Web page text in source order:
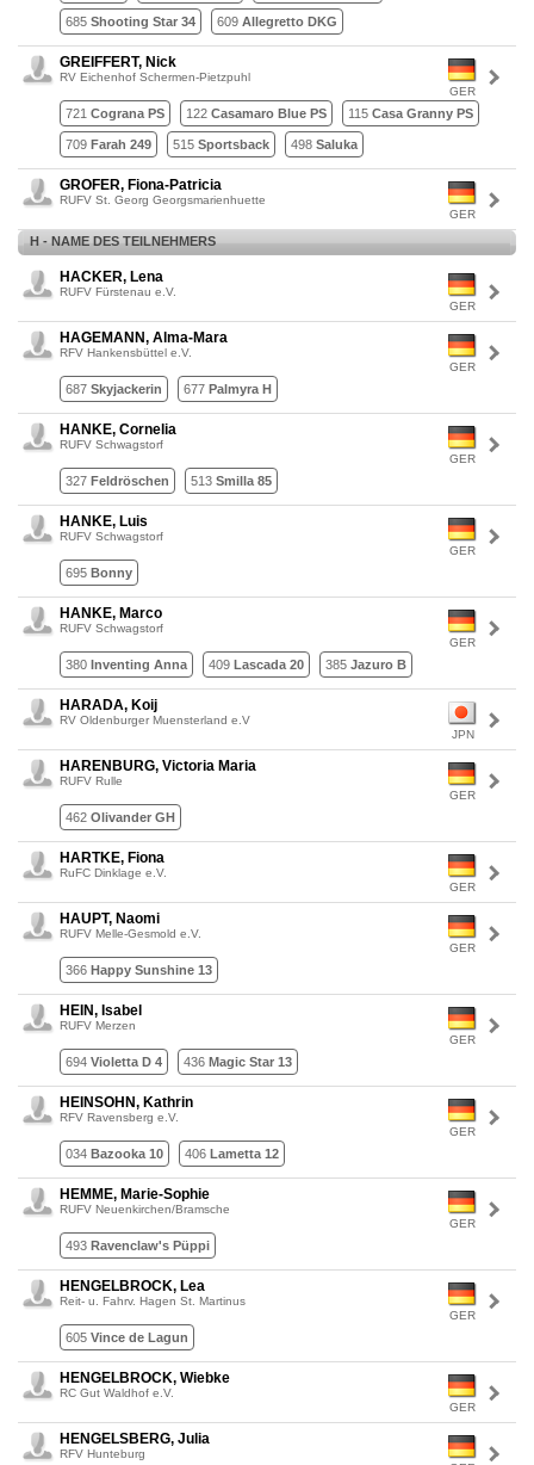
685 Shooting Star 34 609 Allegretto DKG
GER
GREIFFERT, Nick
RV Eichenhof Schermen-Pietzpuhl
721 Cograna PS 122 Casamaro Blue PS 115 Casa Granny PS
709 Farah 249 515 Sportsback 498 Saluka
GER
GROFER, Fiona-Patricia
RUFV St. Georg Georgsmarienhuette
H - NAME DES TEILNEHMERS
GER
HACKER, Lena
RUFV Fürstenau e.V.
GER
HAGEMANN, Alma-Mara
RFV Hankensbüttel e.V.
687 Skyjackerin 677 Palmyra H
GER
HANKE, Cornelia
RUFV Schwagstorf
327 Feldröschen 513 Smilla 85
GER
HANKE, Luis
RUFV Schwagstorf
695 Bonny
GER
HANKE, Marco
RUFV Schwagstorf
380 Inventing Anna 409 Lascada 20 385 Jazuro B
JPN
HARADA, Koij
RV Oldenburger Muensterland e.V
GER
HARENBURG, Victoria Maria
RUFV Rulle
462 Olivander GH
GER
HARTKE, Fiona
RuFC Dinklage e.V.
GER
HAUPT, Naomi
RUFV Melle-Gesmold e.V.
366 Happy Sunshine 13
GER
HEIN, Isabel
RUFV Merzen
694 Violetta D 4 436 Magic Star 13
GER
HEINSOHN, Kathrin
RFV Ravensberg e.V.
034 Bazooka 10 406 Lametta 12
GER
HEMME, Marie-Sophie
RUFV Neuenkirchen/Bramsche
493 Ravenclaw's Püppi
GER
HENGELBROCK, Lea
Reit- u. Fahrv. Hagen St. Martinus
605 Vince de Lagun
GER
HENGELBROCK, Wiebke
RC Gut Waldhof e.V.
HENGELSBERG, Julia
RFV Hunteburg